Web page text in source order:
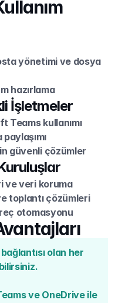
yönetimi ve dosya
hazırlama
İşletmeler
Teams kullanımı
güvenli çözümler
ve veri koruma
toplantı çözümleri
otomasyonu
olan her
ve OneDrive ile